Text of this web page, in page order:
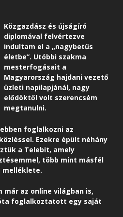
Közgazdász és újságíró
diplomával felvértezve
indultam el a „nagybetűs
életbe”. Utóbbi szakma
mesterfogásait a
Magyarország hajdani vezető
üzleti napilapjánál, nagy
elődöktől volt szerencsém
megtanulni.
foglalkozni az
Ezekre épült néhány
a Telebit, amely
több mint másfél
melléklete.
már az online világban is,
foglalkoztatott egy saját